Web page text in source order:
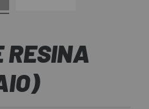
RESINA